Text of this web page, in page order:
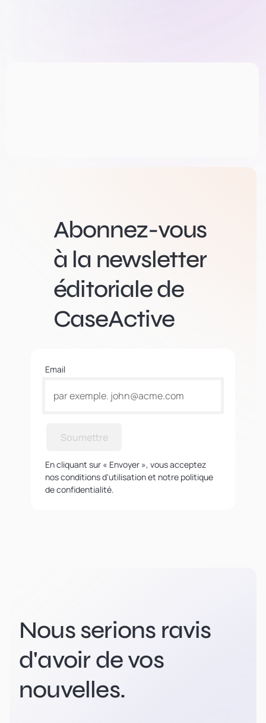
Abonnez-vous
à la newsletter
éditoriale de
CaseActive
Email
Soumettre
En cliquant sur « Envoyer », vous acceptez
nos conditions d'utilisation et notre politique
de confidentialité.
Nous serions ravis
d'avoir de vos
nouvelles.